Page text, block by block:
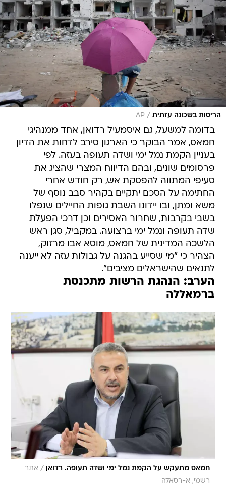
הריסות בשכונה עזתית /
AP
בדומה למשעל, גם איסמעיל רדואן, אחד ממנהיגי
חמאס, אמר הבוקר כי הארגון סירב לדחות את הדיון
בעניין הקמת נמל ימי ושדה תעופה בעזה. לפי
פרסומים שונים, ובהם הדיווח המצרי שהציג את
סעיפי המתווה להפסקת אש, רק חודש אחרי
החתימה על הסכם יתקיים בקהיר סבב נוסף של
משא ומתן, ובו יידונו השבת גופות החיילים שנפלו
בשבי בקרבות, שחרור האסירים וכן דרכי הפעלת
שדה תעופה ונמל ימי ברצועה. במקביל, סגן ראש
הלשכה המדינית של חמאס, מוסא אבו מרזוק,
הצהיר כי "מי שסייע בהגנה על גבולות עזה לא ייענה
לתנאים שהישראלים מציבים".
הערב: הנהגת הרשות מתכנסת
ברמאללה
חמאס מתעקש על הקמת נמל ימי ושדה תעופה. רדואן / אתר
רשמי, א-רסאלה